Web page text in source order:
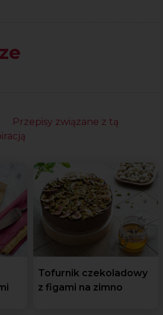
Przepisy związane z tą
Tofurnik czekoladowy
z figami na zimno